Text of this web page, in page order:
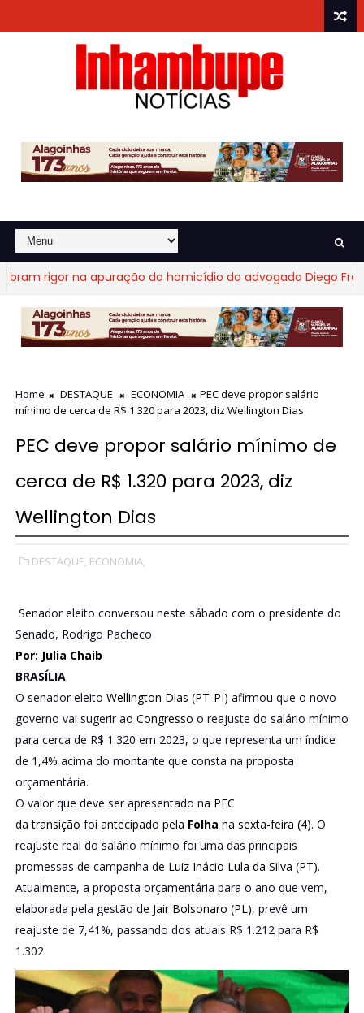
rigor na apuração do homicídio do advogado Diego Fraga de
Home DESTAQUE ECONOMIA
PEC deve propor salário
mínimo de cerca de R$ 1.320 para 2023, diz Wellington Dias
PEC deve propor salário mínimo de
cerca de R$ 1.320 para 2023, diz
Wellington Dias
DESTAQUE, ECONOMIA,
Senador eleito conversou neste sábado com o presidente do
Senado, Rodrigo Pacheco
Por: Julia Chaib
BRASÍLIA
O senador eleito Wellington Dias (PT-PI) afirmou que o novo
governo vai sugerir ao Congresso o reajuste do salário mínimo
para cerca de R$ 1.320 em 2023, o que representa um índice
de 1,4% acima do montante que consta na proposta
orçamentária.
O valor que deve ser apresentado na PEC
datransição foi antecipado pela Folha na sexta-feira (4). O
reajuste real do salário mínimo foi uma das principais
promessas de campanha de Luiz Inácio Lula da Silva (PT).
Atualmente, a proposta orçamentária para o ano que vem,
elaborada pela gestão de Jair Bolsonaro (PL), prevê um
reajuste de 7,41%, passando dos atuais R$ 1.212 para R$
1.302.